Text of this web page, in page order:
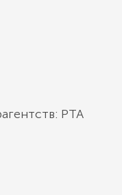
РТА